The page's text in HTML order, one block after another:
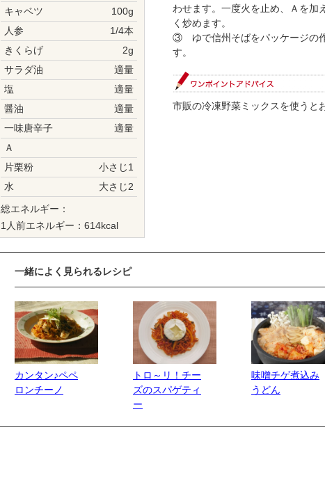
キャベツ
100g
人参
1/4本
きくらげ
2g
サラダ油
適量
塩
適量
醤油
適量
一味唐辛子
適量
Ａ
片栗粉
小さじ1
水
大さじ2
総エネルギー：
1人前エネルギー：614kcal
わせます。一度火を止め、Ａを加
く炒めます。
③ ゆで信州そばをパッケージの
す。
市販の冷凍野菜ミックスを使うと
一緒によく見られるレシピ
カンタン♪ペペ
ロンチーノ
トロ～リ！チー
ズのスパゲティ
ー
味噌チゲ煮込み
うどん